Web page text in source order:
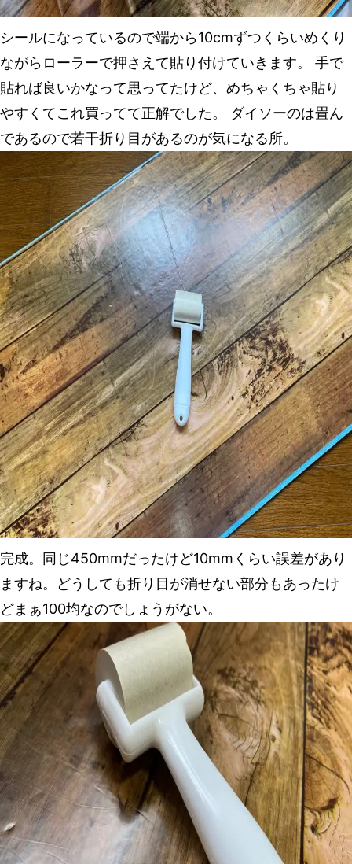
シールになっているので端から10cmずつくらいめくり
ながらローラーで押さえて貼り付けていきます。 手で
貼れば良いかなって思ってたけど、めちゃくちゃ貼り
やすくてこれ買ってて正解でした。 ダイソーのは畳ん
であるので若干折り目があるのが気になる所。
完成。同じ450mmだったけど10mmくらい誤差があり
ますね。どうしても折り目が消せない部分もあったけ
どまぁ100均なのでしょうがない。